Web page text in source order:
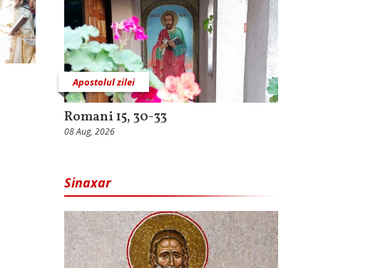
Apostolul zilei
Romani 15, 30-33
08 Aug, 2026
Sinaxar